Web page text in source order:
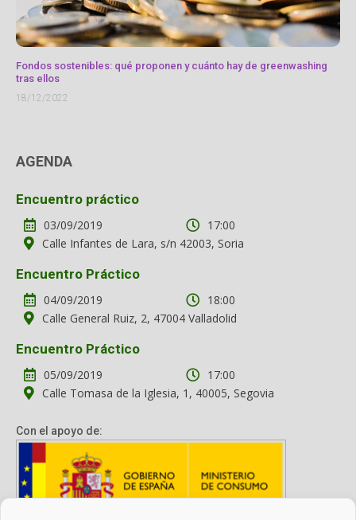
Fondos sostenibles: qué proponen y cuánto hay de greenwashing
tras ellos
18/12/2022
AGENDA
Encuentro práctico
03/09/2019
17:00
Calle Infantes de Lara, s/n 42003, Soria
Encuentro Práctico
04/09/2019
18:00
Calle General Ruiz, 2, 47004 Valladolid
Encuentro Práctico
05/09/2019
17:00
Calle Tomasa de la Iglesia, 1, 40005, Segovia
Con el apoyo de: